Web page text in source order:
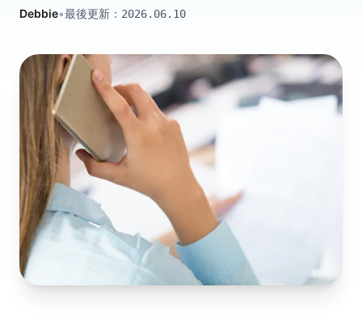
Debbie•最後更新： 2026.06.10